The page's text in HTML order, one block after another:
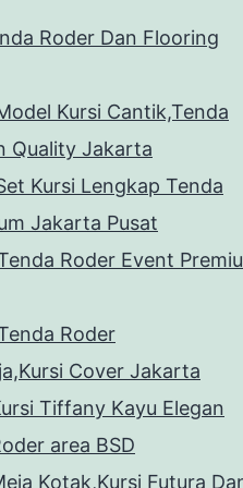
Roder Dan Flooring
Kursi Cantik,Tenda
Quality Jakarta
Kursi Lengkap Tenda
Jakarta Pusat
Roder Event
Roder
Cover Jakarta
Tiffany Kayu Elegan
area BSD
Kotak,Kursi Futura